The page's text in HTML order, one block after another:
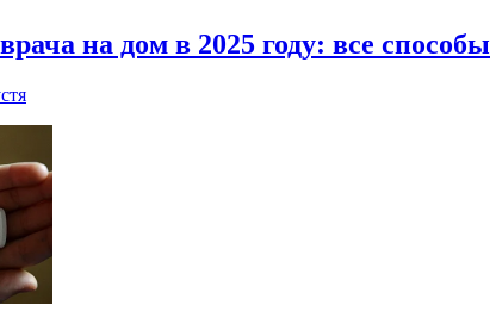
на дом в 2025 году: все способы